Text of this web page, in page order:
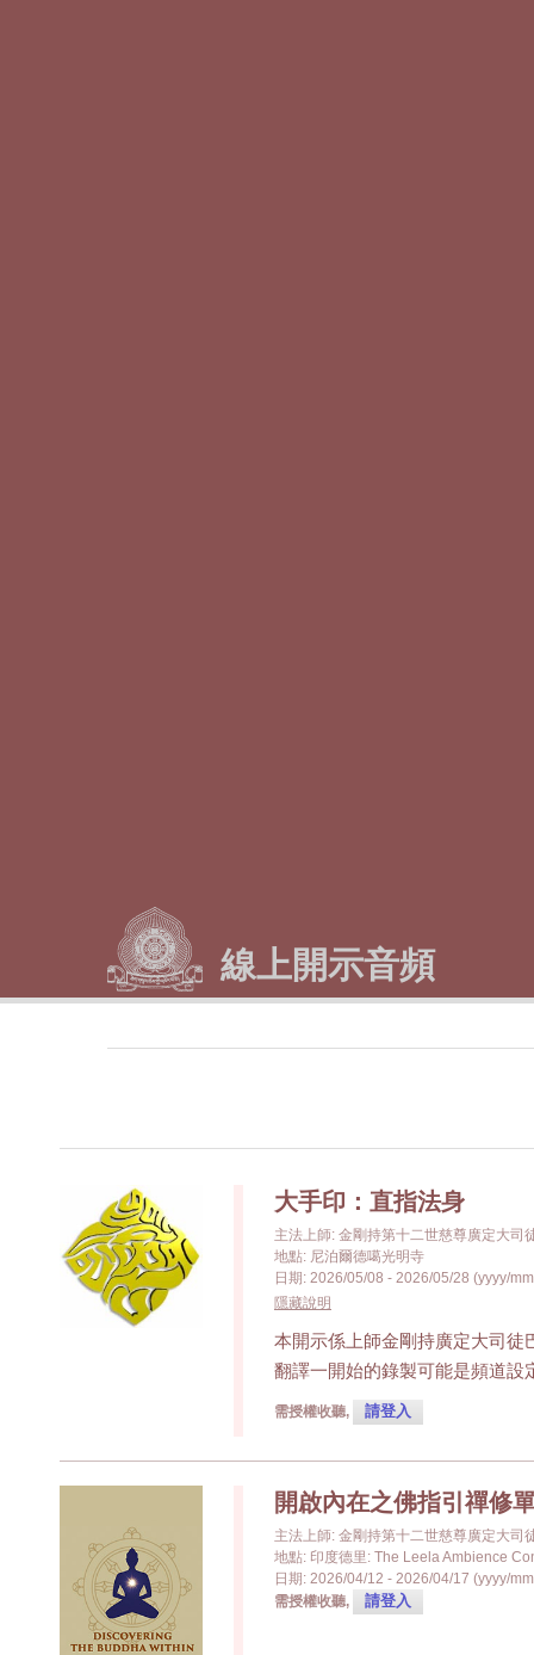
線上開示音頻
大手印：直指法身
主法上師: 金剛持第十二世慈尊廣定大司
地點: 尼泊爾德噶光明寺
日期: 2026/05/08 - 2026/05/28 (yyyy/
隱藏說明
本開示係上師金剛持廣定大司徒
翻譯一開始的錄製可能是頻道設
需授權收聽, 請登入
開啟內在之佛指引禪修
主法上師: 金剛持第十二世慈尊廣定大司
地點: 印度德里: The Leela Ambience
日期: 2026/04/12 - 2026/04/17 (yyyy/
需授權收聽,
請登入